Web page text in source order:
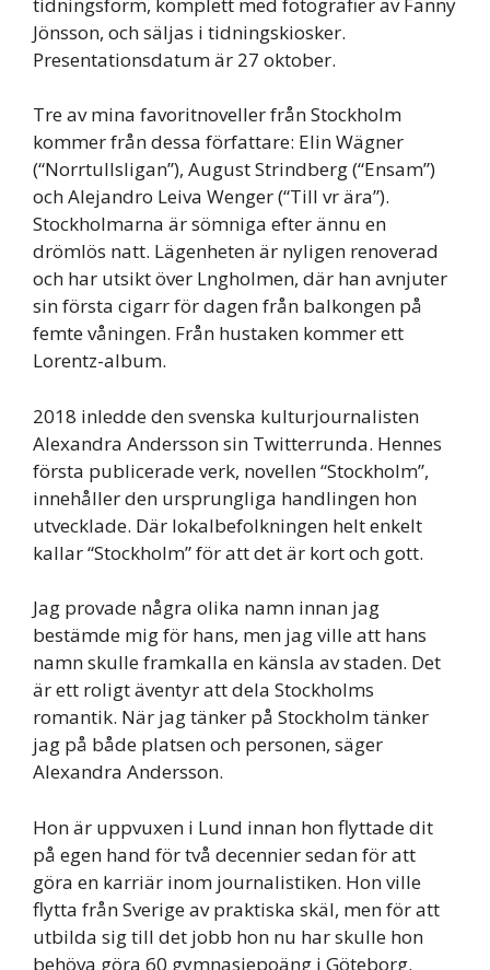
Jönsson, och säljas i tidningskiosker.
Presentationsdatum är 27 oktober.
Tre av mina favoritnoveller från Stockholm
kommer från dessa författare: Elin Wägner
(“Norrtullsligan”), August Strindberg (“Ensam”)
och Alejandro Leiva Wenger (“Till vr ära”).
Stockholmarna är sömniga efter ännu en
drömlös natt. Lägenheten är nyligen renoverad
och har utsikt över Lngholmen, där han avnjuter
sin första cigarr för dagen från balkongen på
femte våningen. Från hustaken kommer ett
Lorentz-album.
2018 inledde den svenska kulturjournalisten
Alexandra Andersson sin Twitterrunda. Hennes
första publicerade verk, novellen “Stockholm”,
innehåller den ursprungliga handlingen hon
utvecklade. Där lokalbefolkningen helt enkelt
kallar “Stockholm” för att det är kort och gott.
Jag provade några olika namn innan jag
bestämde mig för hans, men jag ville att hans
namn skulle framkalla en känsla av staden. Det
är ett roligt äventyr att dela Stockholms
romantik. När jag tänker på Stockholm tänker
jag på både platsen och personen, säger
Alexandra Andersson.
Hon är uppvuxen i Lund innan hon flyttade dit
på egen hand för två decennier sedan för att
göra en karriär inom journalistiken. Hon ville
flytta från Sverige av praktiska skäl, men för att
utbilda sig till det jobb hon nu har skulle hon
behöva göra 60 gymnasiepoäng i Göteborg.